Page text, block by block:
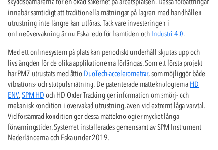
innebär samtidigt att traditionella mätningar på lagren med handhållen
utrustning inte längre kan utföras. Tack vare investeringen i
onlineövervakning är nu Eska redo för framtiden och Industri 4.0.
Med ett onlinesystem på plats kan periodiskt underhåll skjutas upp och
livslängden för de olika applikationerna förlängas. Som ett första projekt
har PM7 utrustats med åttio DuoTech-accelerometrar, som möjliggör både
vibrations- och stötpulsmätning. De patenterade mätteknologierna HD
ENV,SPM HD och HD Order Tracking ger information om smörj- och
mekanisk kondition i övervakad utrustning, även vid extremt låga varvtal.
Vid försämrad kondition ger dessa mätteknologier mycket långa
förvarningstider. Systemet installerades gemensamt av SPM Instrument
Nederländerna och Eska under 2019.